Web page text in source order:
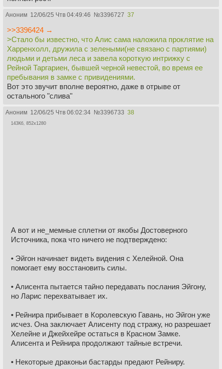
Аноним 12/06/25 Чтв 04:49:46 №3396727 37
>>3396424 →
>Стало бы известно, что Алис сама наложила проклятие на
Харренхолл, дружила с зелеными(не связано с партиями)
людьми и детьми леса и завела короткую интрижку с
Рейной Таргариен, бывшей черной невестой, во время ее
пребывания в замке с привидениями.
Вот это звучит вполне вероятно, даже в отрыве от
остального "слива"
Аноним 12/06/25 Чтв 06:02:34 №3396733 38
143Кб, 852x1280
А вот и не_мемные сплетни от якобы Достоверного
Источника, пока что ничего не подтверждено:
• Эйгон начинает видеть видения с Хелейной. Она
помогает ему восстановить силы.
• Алисента пытается тайно передавать послания Эйгону,
но Ларис перехватывает их.
• Рейнира прибывает в Королевскую Гавань, но Эйгон уже
исчез. Она заключает Алисенту под стражу, но разрешает
Хелейне и Джейхейре остаться в Красном Замке.
Алисента и Рейнира продолжают тайные встречи.
• Некоторые драконьи бастарды предают Рейниру.